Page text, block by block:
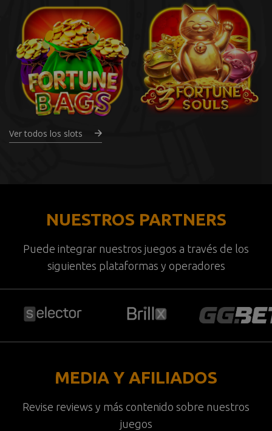
Ver todos los slots
NUESTROS PARTNERS
Puede integrar nuestros juegos a través de los
siguientes plataformas y operadores
MEDIA Y AFILIADOS
Revise reviews y más contenido sobre nuestros
juegos